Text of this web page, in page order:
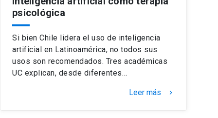
psicológica
Si bien Chile lidera el uso de inteligencia
artificial en Latinoamérica, no todos sus
usos son recomendados. Tres académicas
UC explican, desde diferentes…
Leer más keyboard_arrow_right